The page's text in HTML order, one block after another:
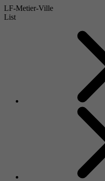
LF-Metier-Ville
List